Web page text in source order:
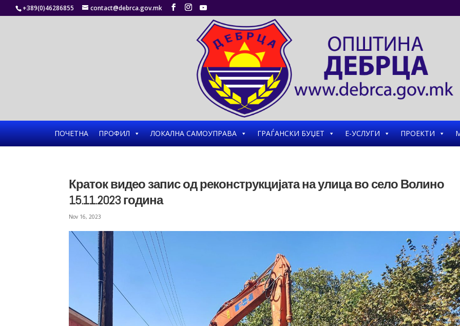
+389(0)46286855 contact@debrca.gov.mk
ПОЧЕТНА ПРОФИЛ ЛОКАЛНА САМОУПРАВА ГРАЃАНСКИ БУЏЕТ Е-УСЛУГИ ПРОЕКТИ
Краток видео запис од реконструкцијата на улица во село Волино
15.11.2023 година
Nov 16, 2023